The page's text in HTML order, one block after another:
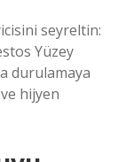
seyreltin:
Yüzey
durulamaya
hijyen